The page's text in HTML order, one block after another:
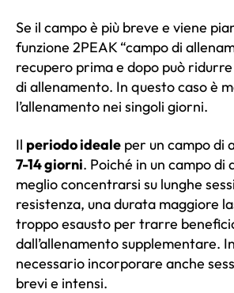
Se il campo è più breve e viene
funzione 2PEAK “campo di
recupero prima e dopo può
di allenamento. In questo caso è
l’allenamento nei singoli giorni.
Il periodo ideale per un campo di
7-14 giorni. Poiché in un campo di
meglio concentrarsi su lunghe
resistenza, una durata maggiore
troppo esausto per trarre
dall’allenamento supplementare.
necessario incorporare anche
brevi e intensi.